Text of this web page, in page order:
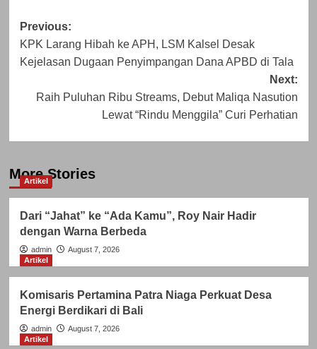
Post
navigation
Previous:
KPK Larang Hibah ke APH, LSM Kalsel Desak
Kejelasan Dugaan Penyimpangan Dana APBD di Tala
Next:
Raih Puluhan Ribu Streams, Debut Maliqa Nasution
Lewat “Rindu Menggila” Curi Perhatian
More Stories
Artikel
Dari “Jahat” ke “Ada Kamu”, Roy Nair Hadir
dengan Warna Berbeda
admin
August 7, 2026
Artikel
Komisaris Pertamina Patra Niaga Perkuat Desa
Energi Berdikari di Bali
admin
August 7, 2026
Artikel